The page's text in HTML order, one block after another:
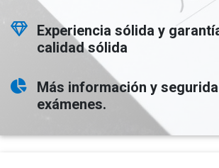
Experiencia sólida y
calidad sólida
Más información y
exámenes.